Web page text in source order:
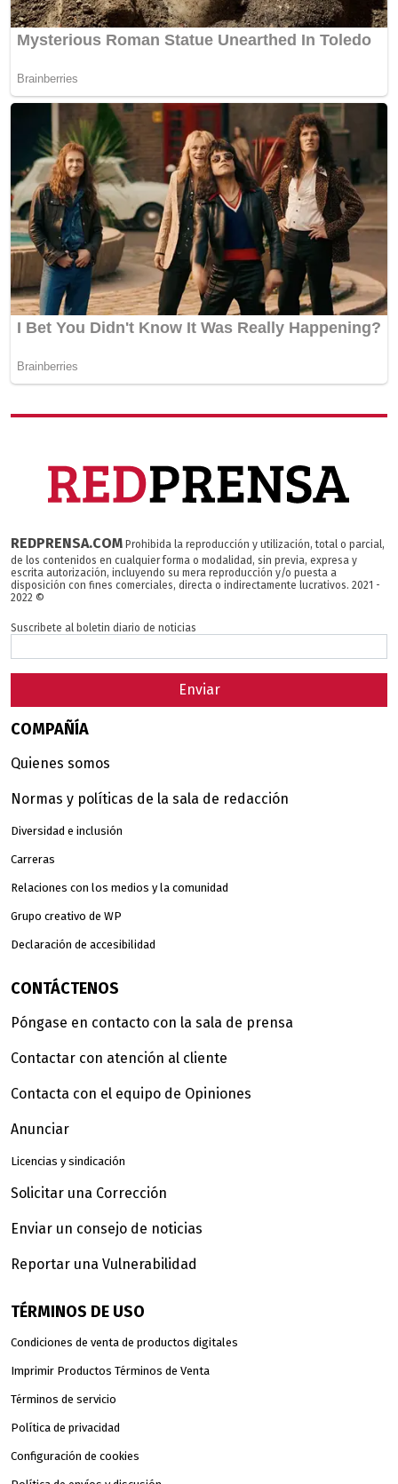
REDPRENSA.COM Prohibida la reproducción y utilización, total o parcial,
de los contenidos en cualquier forma o modalidad, sin previa, expresa y
escrita autorización, incluyendo su mera reproducción y/o puesta a
disposición con fines comerciales, directa o indirectamente lucrativos. 2021 -
2022 ©
Suscribete al boletin diario de noticias
Enviar
COMPAÑÍA
Quienes somos
Normas y políticas de la sala de redacción
Diversidad e inclusión
Carreras
Relaciones con los medios y la comunidad
Grupo creativo de WP
Declaración de accesibilidad
CONTÁCTENOS
Póngase en contacto con la sala de prensa
Contactar con atención al cliente
Contacta con el equipo de Opiniones
Anunciar
Licencias y sindicación
Solicitar una Corrección
Enviar un consejo de noticias
Reportar una Vulnerabilidad
TÉRMINOS DE USO
Condiciones de venta de productos digitales
Imprimir Productos Términos de Venta
Términos de servicio
Política de privacidad
Configuración de cookies